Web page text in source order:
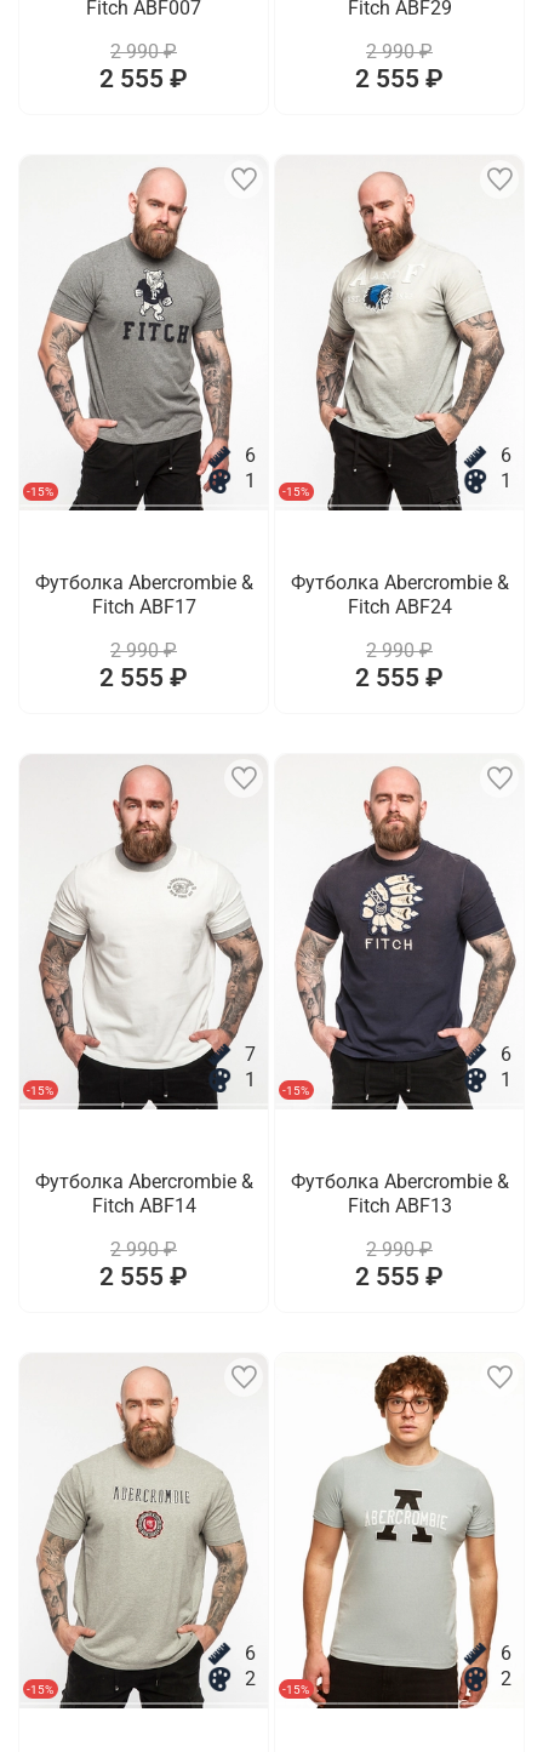
Fitch ABF007
2 990 ₽
2 555 ₽
Fitch ABF29
2 990 ₽
2 555 ₽
-15%
6
1
Футболка Abercrombie &
Fitch ABF17
2 990 ₽
2 555 ₽
-15%
6
1
Футболка Abercrombie &
Fitch ABF24
2 990 ₽
2 555 ₽
-15%
7
1
Футболка Abercrombie &
Fitch ABF14
2 990 ₽
2 555 ₽
-15%
6
1
Футболка Abercrombie &
Fitch ABF13
2 990 ₽
2 555 ₽
-15%
6
2
-15%
6
2